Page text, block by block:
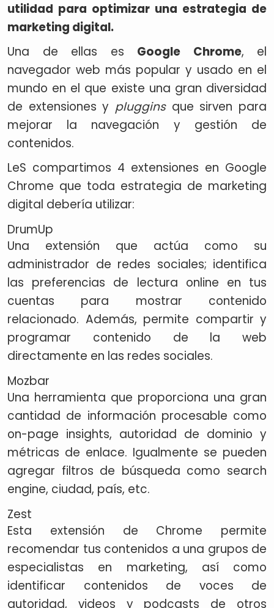
utilidad para optimizar una estrategia de
marketing digital.
Una de ellas es Google Chrome, el
navegador web más popular y usado en el
mundo en el que existe una gran diversidad
de extensiones y plugginsque sirven para
mejorar la navegación y gestión de
contenidos.
LeS compartimos 4 extensiones en Google
Chrome que toda estrategia de marketing
digital debería utilizar:
DrumUp
Una extensión que actúa como su
administrador de redes sociales; identifica
las preferencias de lectura online en tus
cuentas para mostrar contenido
relacionado. Además, permite compartir y
programar contenido de la web
directamente en las redes sociales.
Mozbar
Una herramienta que proporciona una gran
cantidad de información procesable como
on-page insights, autoridad de dominio y
métricas de enlace. Igualmente se pueden
agregar filtros de búsqueda como search
engine, ciudad, país, etc.
Zest
Esta extensión de Chrome permite
recomendar tus contenidos a una grupos de
especialistas en marketing, así como
identificar contenidos de voces de
autoridad, videos y podcasts de otros